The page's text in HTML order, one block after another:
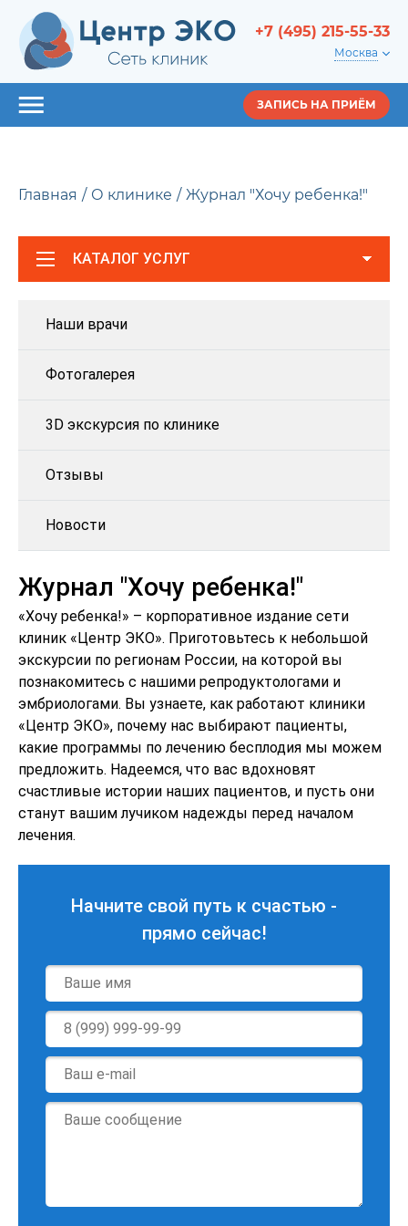
+7 (495) 215-55-33
Москва
ЗАПИСЬ НА ПРИЁМ
Главная О клинике Журнал "Хочу ребенка!"
КАТАЛОГ УСЛУГ
Наши врачи
Фотогалерея
3D экскурсия по клинике
Отзывы
Новости
Журнал "Хочу ребенка!"
«Хочу ребенка!» – корпоративное издание сети
клиник «Центр ЭКО». Приготовьтесь к небольшой
экскурсии по регионам России, на которой вы
познакомитесь с нашими репродуктологами и
эмбриологами. Вы узнаете, как работают клиники
«Центр ЭКО», почему нас выбирают пациенты,
какие программы по лечению бесплодия мы можем
предложить. Надеемся, что вас вдохновят
счастливые истории наших пациентов, и пусть они
станут вашим лучиком надежды перед началом
лечения.
Начните свой путь к счастью -
прямо сейчас!
Имя
*
Телефон
*
E-
mail
*Сообщение